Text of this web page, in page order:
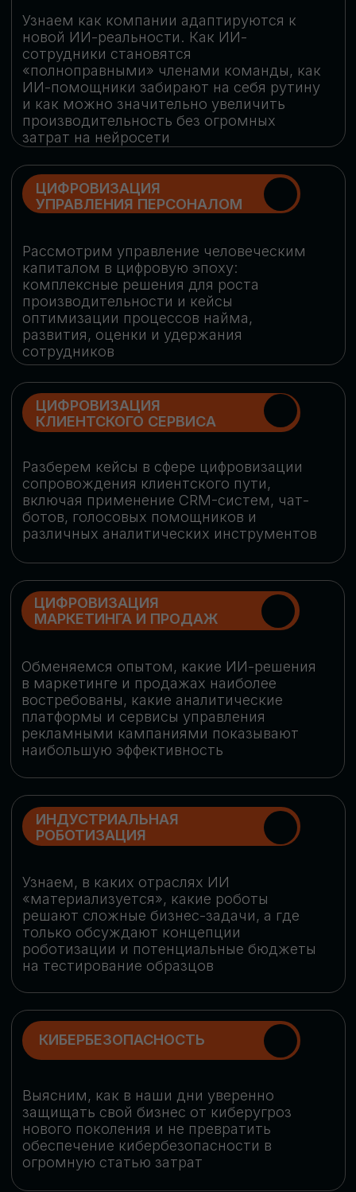
огромную статью затрат
ОБЛАЧНЫЕ ТЕХНОЛОГИИ
Подискутируем, какие облачные решения
существуют на рынке и почему
использование мультиоблачных моделей
не только снижает затраты, но и
«пересборки» бизнес-моделей
СКАЧАТЬ
ПРОГРАММУ
КОНФЕРЕНЦИИ
Оставьте заявку, мы направим вам
программу конференции
СКАЧАТЬ ПРОГРАММУ
СПИКЕРЫ
СТАТЬ СПИКЕРОМ
В конференции участвовали более 120 спикеров